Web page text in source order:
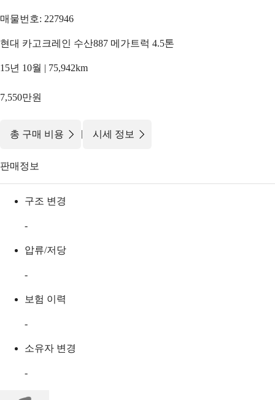
매물번호: 227946
현대 카고크레인 수산887 메가트럭 4.5톤
15년 10월 | 75,942km
7,550만원
총 구매 비용 | 시세 정보
판매정보
구조 변경
-
압류/저당
-
보험 이력
-
소유자 변경
-